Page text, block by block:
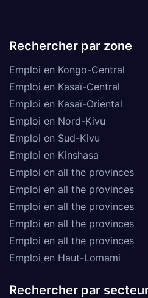
Rechercher par zone
Emploi en Kongo-Central
Emploi en Kasaï-Central
Emploi en Kasaï-Oriental
Emploi en Nord-Kivu
Emploi en Sud-Kivu
Emploi en Kinshasa
Emploi en all the provinces
Emploi en all the provinces
Emploi en all the provinces
Emploi en all the provinces
Emploi en all the provinces
Emploi en Haut-Lomami
Rechercher par